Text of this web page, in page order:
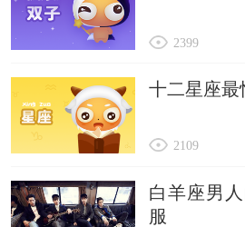
2399
十二星座最
2109
白羊座男
服